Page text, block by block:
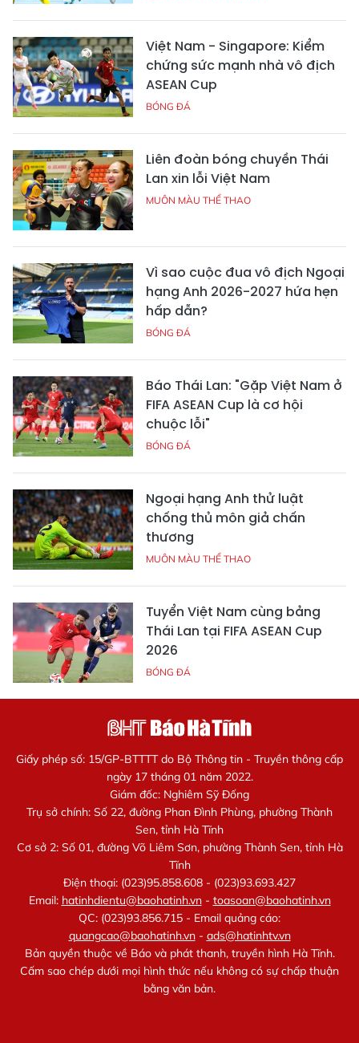
Việt Nam - Singapore: Kiểm
chứng sức mạnh nhà vô địch
ASEAN Cup
BÓNG ĐÁ
Liên đoàn bóng chuyền Thái
Lan xin lỗi Việt Nam
MUÔN MÀU THỂ THAO
Vì sao cuộc đua vô địch Ngoại
hạng Anh 2026-2027 hứa hẹn
hấp dẫn?
BÓNG ĐÁ
Báo Thái Lan: "Gặp Việt Nam ở
FIFA ASEAN Cup là cơ hội
chuộc lỗi"
BÓNG ĐÁ
Ngoại hạng Anh thử luật
chống thủ môn giả chấn
thương
MUÔN MÀU THỂ THAO
Tuyển Việt Nam cùng bảng
Thái Lan tại FIFA ASEAN Cup
2026
BÓNG ĐÁ
Giấy phép số: 15/GP-BTTTT do Bộ Thông tin - Truyền thông cấp
ngày 17 tháng 01 năm 2022.
Giám đốc: Nghiêm Sỹ Đống
Trụ sở chính: Số 22, đường Phan Đình Phùng, phường Thành
Sen, tỉnh Hà Tĩnh
Cơ sở 2: Số 01, đường Võ Liêm Sơn, phường Thành Sen, tỉnh Hà
Tĩnh
Điện thoại: (023)95.858.608 - (023)93.693.427
Email: hatinhdientu@baohatinh.vn- toasoan@baohatinh.vn
QC: (023)93.856.715 - Email quảng cáo:
quangcao@baohatinh.vn- ads@hatinhtv.vn
Bản quyền thuộc về Báo và phát thanh, truyền hình Hà Tĩnh.
Cấm sao chép dưới mọi hình thức nếu không có sự chấp thuận
bằng văn bản.